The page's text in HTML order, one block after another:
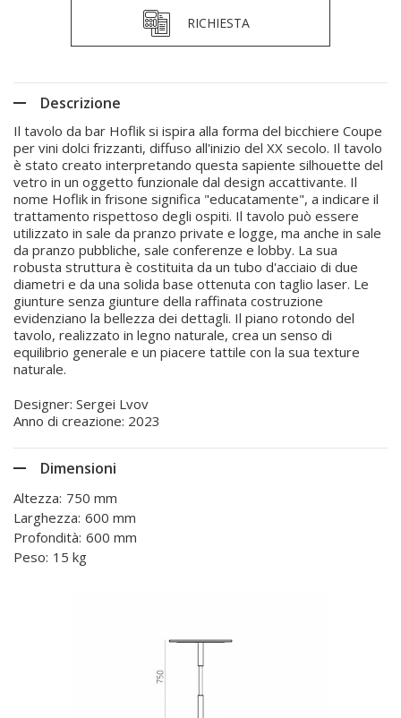
RICHIESTA
Descrizione
Il tavolo da bar Hoflik si ispira alla forma del bicchiere Coupe
per vini dolci frizzanti, diffuso all'inizio del XX secolo. Il tavolo
è stato creato interpretando questa sapiente silhouette del
vetro in un oggetto funzionale dal design accattivante. Il
nome Hoflik in frisone significa "educatamente", a indicare il
trattamento rispettoso degli ospiti. Il tavolo può essere
utilizzato in sale da pranzo private e logge, ma anche in sale
da pranzo pubbliche, sale conferenze e lobby. La sua
robusta struttura è costituita da un tubo d'acciaio di due
diametri e da una solida base ottenuta con taglio laser. Le
giunture senza giunture della raffinata costruzione
evidenziano la bellezza dei dettagli. Il piano rotondo del
tavolo, realizzato in legno naturale, crea un senso di
equilibrio generale e un piacere tattile con la sua texture
naturale.
Designer: Sergei Lvov
Anno di creazione: 2023
Dimensioni
Altezza: 750 mm
Larghezza: 600 mm
Profondità: 600 mm
Peso: 15 kg